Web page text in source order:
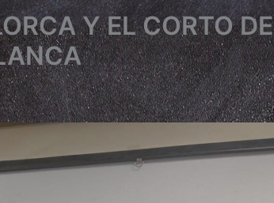
Y EL CORTO DE